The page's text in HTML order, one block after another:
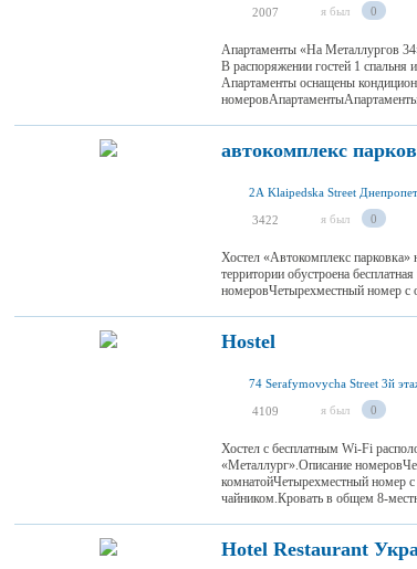
2007 я был 0
Апартаменты «На Металлургов
В распоряжении гостей 1
Апартаменты оснащены
автокомплекс
3422 я был 0
Хостел «Автокомплекс
территории обустроена
номеровЧетырехместный номер с
Hostel
74 Serafymovycha Street 3й
4109 я был 0
Хостел с бесплатным Wi-Fi
«Металлург».Описание
комнатойЧетырехместный номер
чайником.Кровать в общем 8-
Hotel Restaurant